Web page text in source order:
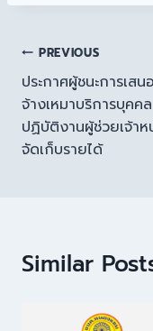
PREVIOUS
ประกาศผู้ชนะการเสน
จ้างเหมาบริการบุคคล
ปฏิบัติงานผู้ช่วยเจ้าห
จัดเก็บรายได้
Similar